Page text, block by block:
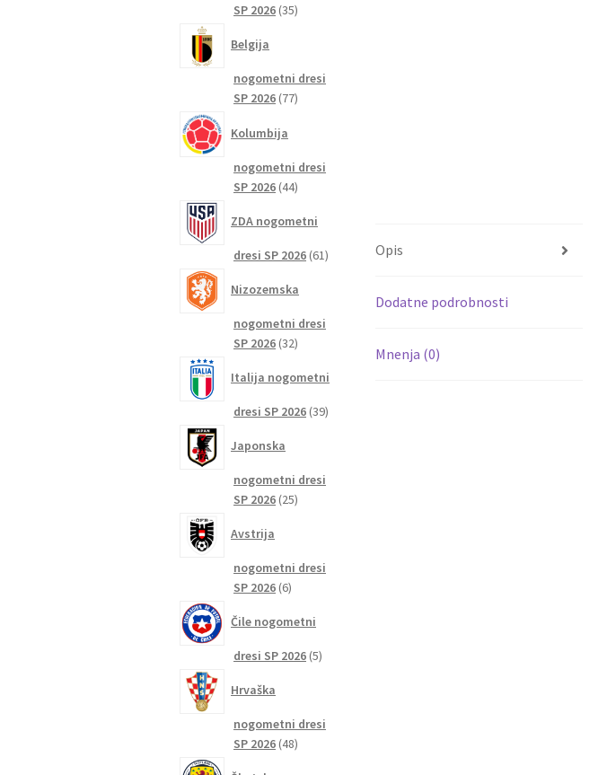
Opis
Dodatne podrobnosti
Mnenja (0)
SP 2026 3535
Belgija
nogometni dresi
SP 2026 7777
Kolumbija
nogometni dresi
SP 2026 4444
ZDA nogometni
dresi SP 2026 6161
Nizozemska
nogometni dresi
SP 2026 3232
Italija nogometni
dresi SP 2026 3939
Japonska
nogometni dresi
SP 2026 2525
Avstrija
nogometni dresi
SP 2026 66
Čile nogometni
dresi SP 2026 55
Hrvaška
nogometni dresi
SP 2026 4848